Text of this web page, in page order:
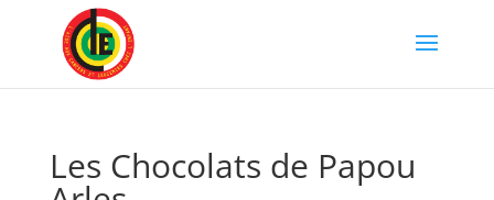
Les Chocolats de Papou